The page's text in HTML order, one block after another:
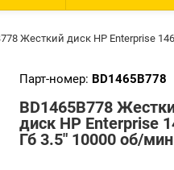
Жесткий диск HP Enterprise
Парт-номер: BD1465B778
BD1465B778
диск HP Enterprise
Гб 3.5" 10000 об/мин